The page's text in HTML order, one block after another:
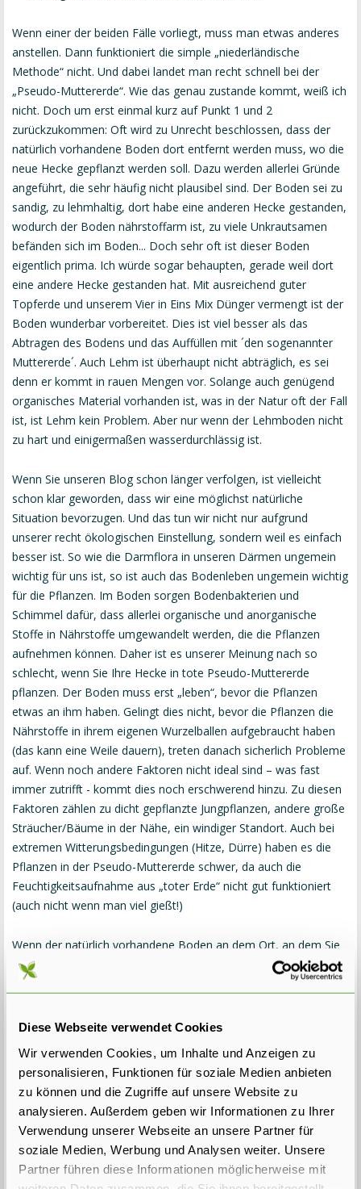
Diese Webseite verwendet Cookies
Wir verwenden Cookies, um Inhalte und Anzeigen zu
personalisieren, Funktionen für soziale Medien anbieten
zu können und die Zugriffe auf unsere Website zu
analysieren. Außerdem geben wir Informationen zu Ihrer
Verwendung unserer Webseite an unsere Partner für
soziale Medien, Werbung und Analysen weiter. Unsere
Partner führen diese Informationen möglicherweise mit
Wenn einer der beiden Fälle vorliegt, muss man etwas anderes
anstellen. Dann funktioniert die simple „niederländische
Methode“ nicht. Und dabei landet man recht schnell bei der
„Pseudo-Muttererde“. Wie das genau zustande kommt, weiß ich
nicht. Doch um erst einmal kurz auf Punkt 1 und 2
zurückzukommen: Oft wird zu Unrecht beschlossen, dass der
natürlich vorhandene Boden dort entfernt werden muss, wo die
neue Hecke gepflanzt werden soll. Dazu werden allerlei Gründe
angeführt, die sehr häufig nicht plausibel sind. Der Boden sei zu
sandig, zu lehmhaltig, dort habe eine anderen Hecke gestanden,
wodurch der Boden nährstoffarm ist, zu viele Unkrautsamen
befänden sich im Boden... Doch sehr oft ist dieser Boden
eigentlich prima. Ich würde sogar behaupten, gerade weil dort
eine andere Hecke gestanden hat. Mit ausreichend guter
Topferde und unserem Vier in Eins Mix Dünger vermengt ist der
Boden wunderbar vorbereitet. Dies ist viel besser als das
Abtragen des Bodens und das Auffüllen mit ´den sogenannter
Muttererde´. Auch Lehm ist überhaupt nicht abträglich, es sei
denn er kommt in rauen Mengen vor. Solange auch genügend
organisches Material vorhanden ist, was in der Natur oft der Fall
ist, ist Lehm kein Problem. Aber nur wenn der Lehmboden nicht
zu hart und einigermaßen wasserdurchlässig ist.
Wenn Sie unseren Blog schon länger verfolgen, ist vielleicht
schon klar geworden, dass wir eine möglichst natürliche
Situation bevorzugen. Und das tun wir nicht nur aufgrund
unserer recht ökologischen Einstellung, sondern weil es einfach
besser ist. So wie die Darmflora in unseren Därmen ungemein
wichtig für uns ist, so ist auch das Bodenleben ungemein wichtig
für die Pflanzen. Im Boden sorgen Bodenbakterien und
Schimmel dafür, dass allerlei organische und anorganische
Stoffe in Nährstoffe umgewandelt werden, die die Pflanzen
aufnehmen können. Daher ist es unserer Meinung nach so
schlecht, wenn Sie Ihre Hecke in tote Pseudo-Muttererde
pflanzen. Der Boden muss erst „leben“, bevor die Pflanzen
etwas an ihm haben. Gelingt dies nicht, bevor die Pflanzen die
Nährstoffe in ihrem eigenen Wurzelballen aufgebraucht haben
(das kann eine Weile dauern), treten danach sicherlich Probleme
auf. Wenn noch andere Faktoren nicht ideal sind – was fast
immer zutrifft - kommt dies noch erschwerend hinzu. Zu diesen
Faktoren zählen zu dicht gepflanzte Jungpflanzen, andere große
Sträucher/Bäume in der Nähe, ein windiger Standort. Auch bei
extremen Witterungsbedingungen (Hitze, Dürre) haben es die
Pflanzen in der Pseudo-Muttererde schwer, da auch die
Feuchtigkeitsaufnahme aus „toter Erde“ nicht gut funktioniert
(auch nicht wenn man viel gießt!)
Wenn der natürlich vorhandene Boden an dem Ort, an dem Sie
Heckenpflanzen pflanzen möchten, genügend organische Stoffe
enthält (Humus), ist dieser Boden trotz eventueller Lehmanteile
Muttererde. Und das liegt schlicht und einfach daran, dass Leben
Wenn der Boden wie unter Punkt 1 oder 2 jedoch wirklich so
schlecht oder so schwer und lehmhaltig ist, dass ein Anpflanzen
nicht möglich ist, mischen Sie diesen dann zu mindestens 50 %
mit guter Topferde und pflanzen Sie Ihre Pflanzen in diese
Mischung ein. In Kombination mit dem unseren Vier in Eins Mix
Startdünger sorgt dies dafür, dass Ihre Hecke gut anwächst und